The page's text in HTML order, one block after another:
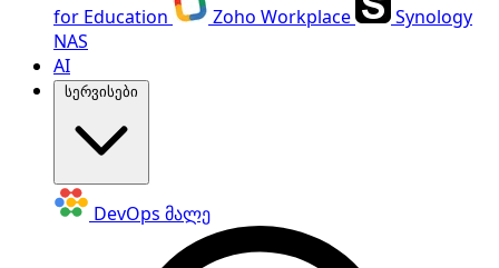
for Education Zoho Workplace
Synology
NAS
AI
DevOps მალე